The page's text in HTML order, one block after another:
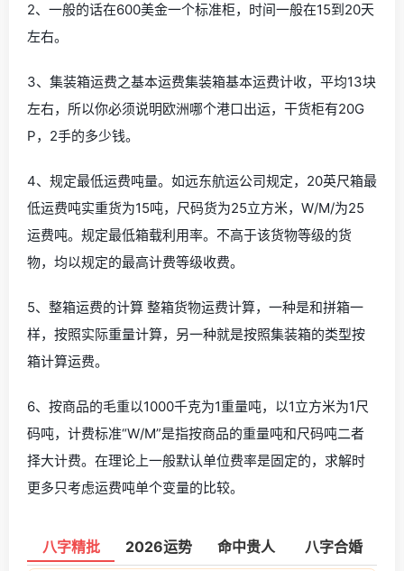
2、一般的话在600美金一个标准柜，时间一般在15到20天
左右。
3、集装箱运费之基本运费集装箱基本运费计收，平均13块
左右，所以你必须说明欧洲哪个港口出运，干货柜有20G
P，2手的多少钱。
4、规定最低运费吨量。如远东航运公司规定，20英尺箱最
低运费吨实重货为15吨，尺码货为25立方米，W/M/为25
运费吨。规定最低箱载利用率。不高于该货物等级的货
物，均以规定的最高计费等级收费。
5、整箱运费的计算 整箱货物运费计算，一种是和拼箱一
样，按照实际重量计算，另一种就是按照集装箱的类型按
箱计算运费。
6、按商品的毛重以1000千克为1重量吨，以1立方米为1尺
码吨，计费标准“W/M”是指按商品的重量吨和尺码吨二者
择大计费。在理论上一般默认单位费率是固定的，求解时
更多只考虑运费吨单个变量的比较。
八字精批 2026运势 命中贵人 八字合婚